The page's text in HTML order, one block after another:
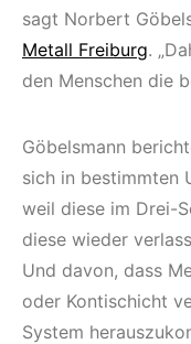
sagt Norbert
Metall Freiburg.
den Menschen die
Göbelsmann
sich in bestimmten
weil diese im Drei-
diese wieder
Und davon, dass
oder Kontischicht
System